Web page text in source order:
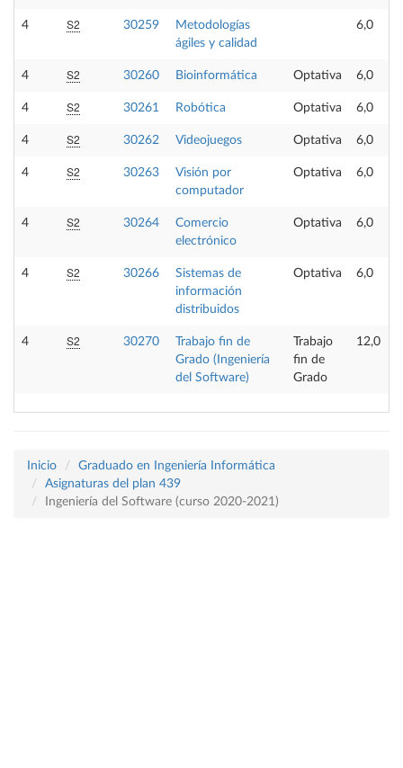
4 S2 30259
Metodologías
ágiles y calidad
6,0
4 S2 30260 Bioinformática Optativa 6,0
4 S2 30261 Robótica Optativa 6,0
4 S2 30262 Videojuegos Optativa 6,0
4 S2 30263
Visión por
computador
Optativa 6,0
4 S2 30264
Comercio
electrónico
Optativa 6,0
4 S2 30266
Sistemas de
información
distribuidos
Optativa 6,0
4 S2 30270
Trabajo fin de
Grado (Ingeniería
del Software)
Trabajo
fin de
Grado
12,0
Inicio
Graduado en Ingeniería Informática
Asignaturas del plan 439
Ingeniería del Software (curso 2020-2021)